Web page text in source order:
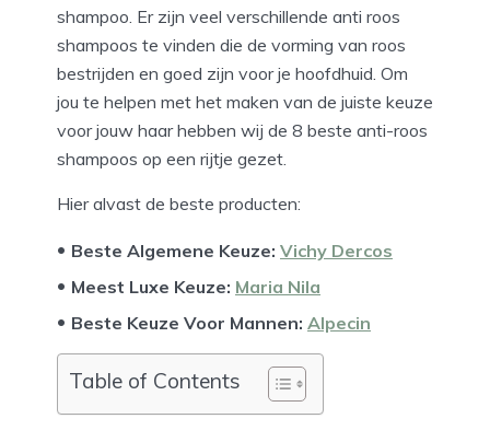
shampoo. Er zijn veel verschillende anti roos
shampoos te vinden die de vorming van roos
bestrijden en goed zijn voor je hoofdhuid. Om
jou te helpen met het maken van de juiste keuze
voor jouw haar hebben wij de 8 beste anti-roos
shampoos op een rijtje gezet.
Hier alvast de beste producten:
Beste Algemene Keuze: Vichy Dercos
Meest Luxe Keuze: Maria Nila
Beste Keuze Voor Mannen: Alpecin
Table of Contents